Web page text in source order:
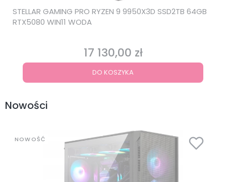
STELLAR GAMING PRO RYZEN 9 9950X3D SSD2TB 64GB
RTX5080 WIN11 WODA
Cena
17 130,00 zł
DO KOSZYKA
Nowości
NOWOŚĆ